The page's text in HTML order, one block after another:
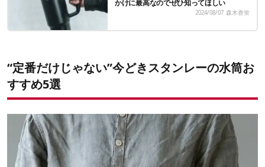
かけに最高なのでぜひ知ってほしい
2024/08/07 森木香蛍
“定番だけじゃない”今どきスタンレーの水筒お
すすめ5選